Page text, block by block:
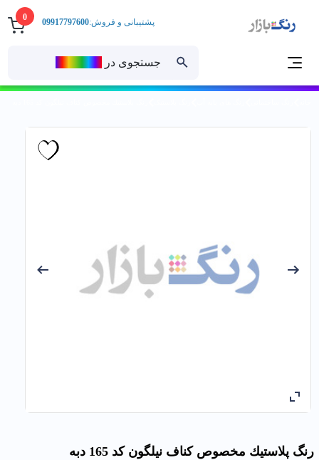
0
جستجوی در
پشتیبانی و فروش:09917797600
رنگ پلاستيك مخصوص كناف نیلگون کد 165 دبه